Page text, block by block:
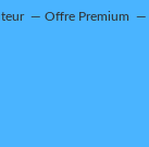
Offre Premium